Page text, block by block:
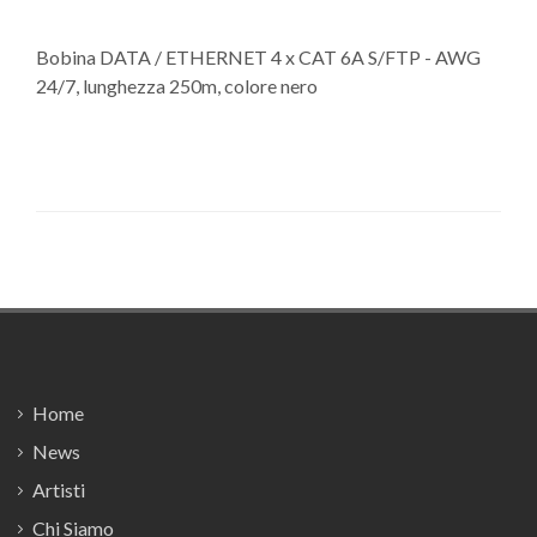
Bobina DATA / ETHERNET 4 x CAT 6A S/FTP - AWG
24/7, lunghezza 250m, colore nero
Home
News
Artisti
Chi Siamo